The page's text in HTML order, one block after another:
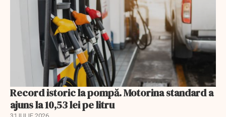
Record istoric la pompă. Motorina standard a
ajuns la 10,53 lei pe litru